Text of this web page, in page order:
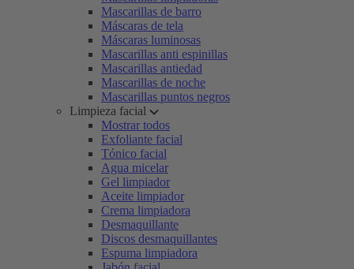
Mascarillas de barro
Máscaras de tela
Máscaras luminosas
Mascarillas anti espinillas
Mascarillas antiedad
Mascarillas de noche
Mascarillas puntos negros
Limpieza facial
Mostrar todos
Exfoliante facial
Tónico facial
Agua micelar
Gel limpiador
Aceite limpiador
Crema limpiadora
Desmaquillante
Discos desmaquillantes
Espuma limpiadora